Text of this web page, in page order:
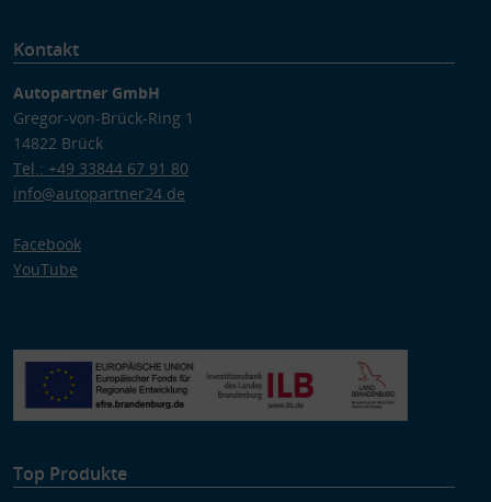
Kontakt
Autopartner GmbH
Gregor-von-Brück-Ring 1
14822 Brück
Tel.: +49 33844 67 91 80
info@autopartner24.de
Facebook
YouTube
Top Produkte